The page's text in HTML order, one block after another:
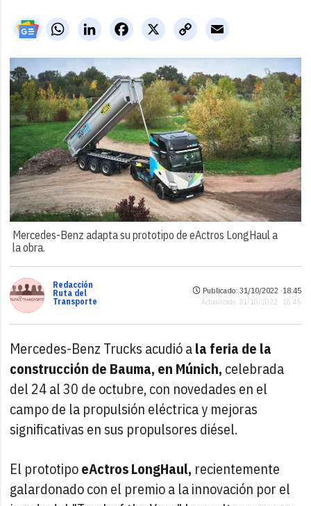
WhatsAppLinkedIn X
Facebook
Copy
Link
Email
Mercedes-Benz adapta su prototipo de eActros LongHaul a
la obra.
Redacción
Ruta del
Transporte
Publicado: 31/10/2022 ·18:45
Actualizado: 31/10/2022 · 18:45
Mercedes-Benz Trucks acudió ala feria de la
construcción de Bauma, en Múnich, celebrada
del 24 al 30 de octubre, con novedades en el
campo de la propulsión eléctrica y mejoras
significativas en sus propulsores diésel.
El prototipoeActros LongHaul, recientemente
galardonado con el premio a la innovación por el